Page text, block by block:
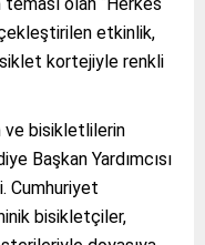
etkinlik,
kortejiyle renkli
ve bisikletlilerin
Başkan Yardımcısı
Cumhuriyet
bisikletçiler,